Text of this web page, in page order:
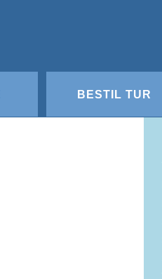
BESTIL TUR